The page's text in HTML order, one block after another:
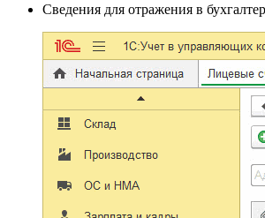
Сведения для отражения в